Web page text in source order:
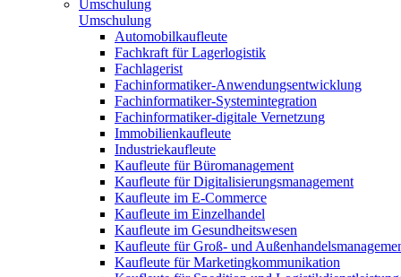
Umschulung
Umschulung
Automobilkaufleute
Fachkraft für Lagerlogistik
Fachlagerist
Fachinformatiker-Anwendungsentwicklung
Fachinformatiker-Systemintegration
Fachinformatiker-digitale Vernetzung
Immobilienkaufleute
Industriekaufleute
Kaufleute für Büromanagement
Kaufleute für Digitalisierungsmanagement
Kaufleute im E-Commerce
Kaufleute im Einzelhandel
Kaufleute im Gesundheitswesen
Kaufleute für Groß- und
Kaufleute für Marketingkommunikation